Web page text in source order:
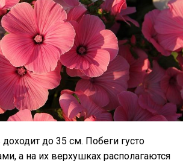
до 35 см. Побеги густо
а на их верхушках располагаются